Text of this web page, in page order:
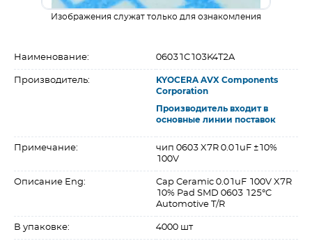
Изображения служат только для ознакомления
Наименование: 06031C103K4T2A
Производитель:
KYOCERA AVX Components
Corporation
Производитель входит в
основные линии поставок
Примечание:
чип 0603 X7R 0.01uF ±10%
100V
Описание Eng:
Cap Ceramic 0.01uF 100V X7R
10% Pad SMD 0603 125°C
Automotive T/R
В упаковке: 4000 шт